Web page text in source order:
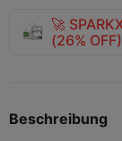
🚀
(26%
Beschreibung